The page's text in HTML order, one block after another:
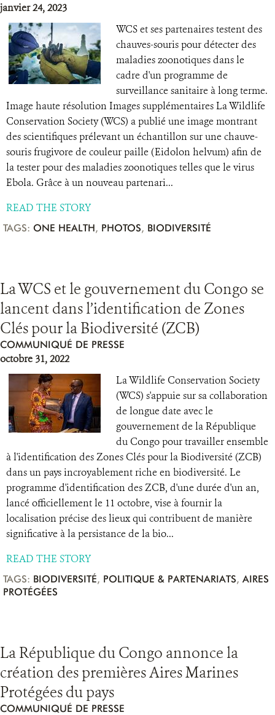
janvier 24, 2023
WCS et ses partenaires testent des
chauves-souris pour détecter des
maladies zoonotiques dans le
cadre d'un programme de
surveillance sanitaire à long terme.
Image haute résolution Images supplémentaires La Wildlife
Conservation Society (WCS) a publié une image montrant
des scientifiques prélevant un échantillon sur une chauve-
souris frugivore de couleur paille (Eidolon helvum) afin de
la tester pour des maladies zoonotiques telles que le virus
Ebola. Grâce à un nouveau partenari...
READ THE STORY
TAGS: ONE HEALTH, PHOTOS, BIODIVERSITÉ
La WCS et le gouvernement du Congo se
lancent dans l’identification de Zones
Clés pour la Biodiversité (ZCB)
COMMUNIQUÉ DE PRESSE
octobre 31, 2022
La Wildlife Conservation Society
(WCS) s'appuie sur sa collaboration
de longue date avec le
gouvernement de la République
du Congo pour travailler ensemble
à l'identification des Zones Clés pour la Biodiversité (ZCB)
dans un pays incroyablement riche en biodiversité. Le
programme d'identification des ZCB, d'une durée d'un an,
lancé officiellement le 11 octobre, vise à fournir la
localisation précise des lieux qui contribuent de manière
significative à la persistance de la bio...
READ THE STORY
TAGS: BIODIVERSITÉ, POLITIQUE & PARTENARIATS, AIRES
PROTÉGÉES
La République du Congo annonce la
création des premières Aires Marines
Protégées du pays
COMMUNIQUÉ DE PRESSE